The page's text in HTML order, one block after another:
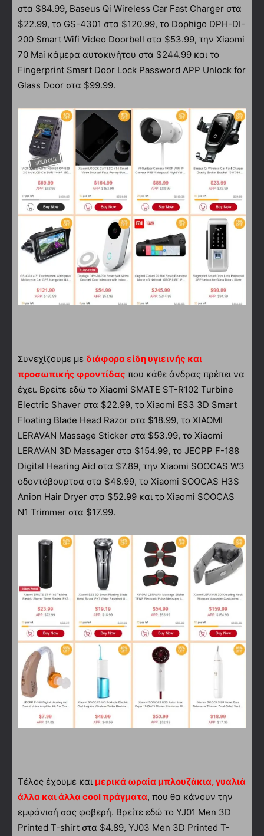
στα $84.99, Baseus Qi Wireless Car Fast Charger στα
$22.99, το GS-4301 στα $120.99, το Dophigo DPH-DI-
200 Smart Wifi Video Doorbell στα $53.99, την Xiaomi
70 Mai κάμερα αυτοκινήτου στα $244.99 και το
Fingerprint Smart Door Lock Password APP Unlock for
Glass Door στα $99.99.
Συνεχίζουμε με διάφορα είδη υγιεινής και
προσωπικής φροντίδας που κάθε άνδρας πρέπει να
έχει. Βρείτε εδώ το Xiaomi SMATE ST-R102 Turbine
Electric Shaver στα $22.99, το Xiaomi ES3 3D Smart
Floating Blade Head Razor στα $18.99, το XIAOMI
LERAVAN Massage Sticker στα $53.99, το Xiaomi
LERAVAN 3D Massager στα $154.99, το JECPP F-188
Digital Hearing Aid στα $7.89, την Xiaomi SOOCAS W3
οδοντόβουρτσα στα $48.99, το Xiaomi SOOCAS H3S
Anion Hair Dryer στα $52.99 και το Xiaomi SOOCAS
N1 Trimmer στα $17.99.
Τέλος έχουμε και μερικά ωραία μπλουζάκια, γυαλιά
άλλα και άλλα cool πράγματα, που θα κάνουν την
εμφάνισή σας φοβερή. Βρείτε εδώ το YJ01 Men 3D
Printed T-shirt στα $4.89, YJ03 Men 3D Printed T-